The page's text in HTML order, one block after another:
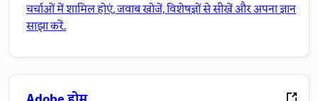
चर्चाओं में शामिल होएं, जवाब खोजें, विशेषज्ञों से सीखें और अपना ज्ञान
साझा करें.